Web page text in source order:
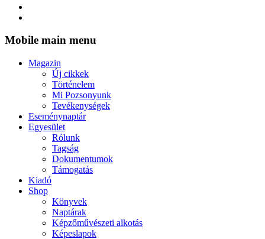
Mobile main menu
Magazin
Új cikkek
Történelem
Mi Pozsonyunk
Tevékenységek
Eseménynaptár
Egyesület
Rólunk
Tagság
Dokumentumok
Támogatás
Kiadó
Shop
Könyvek
Naptárak
Képzőművészeti alkotás
Képeslapok